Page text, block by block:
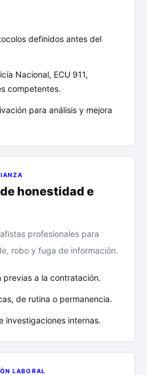
definidos antes del
Nacional, ECU 911,
competentes.
para análisis y mejora
honestidad e
profesionales para
robo y fuga de información.
previas a la contratación.
de rutina o permanencia.
investigaciones internas.
LABORAL